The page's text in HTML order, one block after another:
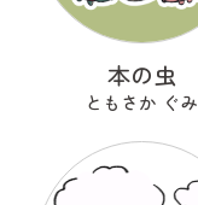
本の虫
ともさか ぐみ